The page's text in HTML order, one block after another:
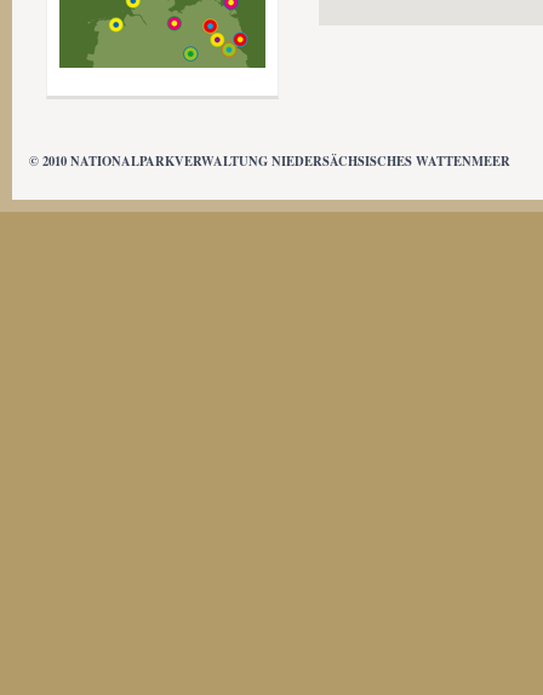
© 2010 NATIONALPARKVERWALTUNG NIEDERSÄCHSISCHES WATTENMEER